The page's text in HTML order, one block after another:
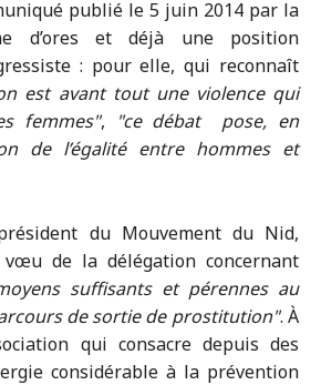
publié le 5 juin 2014 par la
d’ores et déjà une position
: pour elle, qui reconnaît
est avant tout une violence qui
femmes ,
ce débat pose, en
de l’égalité entre hommes et
du Mouvement du Nid,
de la délégation concernant
suffisants et pérennes au
de sortie de prostitution . À
qui consacre depuis des
considérable à la prévention